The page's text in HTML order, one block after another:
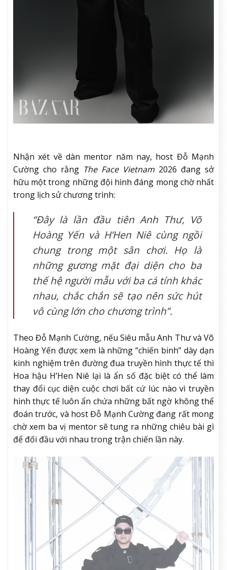
Nhận xét về dàn mentor năm nay, host Đỗ Mạnh
Cường cho rằng The Face Vietnam 2026 đang sở
hữu một trong những đội hình đáng mong chờ nhất
trong lịch sử chương trình:
“Đây là lần đầu tiên Anh Thư, Võ
Hoàng Yến và H’Hen Niê cùng ngồi
chung trong một sân chơi. Họ là
những gương mặt đại diện cho ba
thế hệ người mẫu với ba cá tính khác
nhau, chắc chắn sẽ tạo nên sức hút
vô cùng lớn cho chương trình”.
Theo Đỗ Mạnh Cường, nếu Siêu mẫu Anh Thư và Võ
Hoàng Yến được xem là những “chiến binh” dày dạn
kinh nghiệm trên đường đua truyền hình thực tế thì
Hoa hậu H’Hen Niê lại là ẩn số đặc biệt có thể làm
thay đổi cục diện cuộc chơi bất cứ lúc nào vì truyền
hình thực tế luôn ẩn chứa những bất ngờ không thể
đoán trước, và host Đỗ Mạnh Cường đang rất mong
chờ xem ba vị mentor sẽ tung ra những chiêu bài gì
để đối đầu với nhau trong trận chiến lần này.